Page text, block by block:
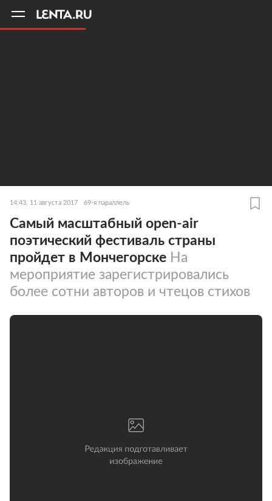
14:43, 11 августа 2017 69-я параллель
Самый масштабный оpen-air
поэтический фестиваль страны
пройдет в Мончегорске На
мероприятие зарегистрировались
более сотни авторов и чтецов стихов